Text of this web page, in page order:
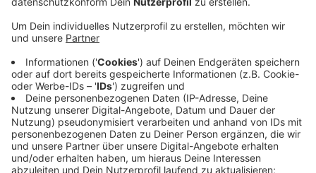
Gezeigt werden neuartige Getriebe,
Generatoren und Kupplungen
Anzeige
"Winergy" ist eine 100 prozentige Tochter des
Antriebsspezialisten Flender aus Bocholt. Bis zum